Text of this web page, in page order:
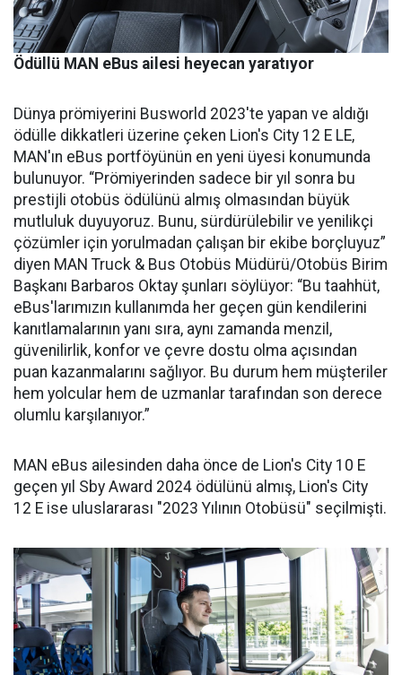
Ödüllü MAN eBus ailesi heyecan yaratıyor
Dünya prömiyerini Busworld 2023'te yapan ve aldığı
ödülle dikkatleri üzerine çeken Lion's City 12 E LE,
MAN'ın eBus portföyünün en yeni üyesi konumunda
bulunuyor. “Prömiyerinden sadece bir yıl sonra bu
prestijli otobüs ödülünü almış olmasından büyük
mutluluk duyuyoruz. Bunu, sürdürülebilir ve yenilikçi
çözümler için yorulmadan çalışan bir ekibe borçluyuz”
diyen MAN Truck & Bus Otobüs Müdürü/Otobüs Birim
Başkanı Barbaros Oktay şunları söylüyor: “Bu taahhüt,
eBus'larımızın kullanımda her geçen gün kendilerini
kanıtlamalarının yanı sıra, aynı zamanda menzil,
güvenilirlik, konfor ve çevre dostu olma açısından
puan kazanmalarını sağlıyor. Bu durum hem müşteriler
hem yolcular hem de uzmanlar tarafından son derece
olumlu karşılanıyor.”
MAN eBus ailesinden daha önce de Lion's City 10 E
geçen yıl Sby Award 2024 ödülünü almış, Lion's City
12 E ise uluslararası "2023 Yılının Otobüsü" seçilmişti.